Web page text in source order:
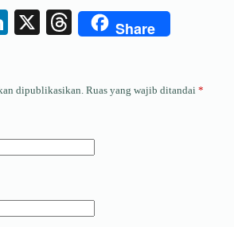
LinkedIn
X Threads
Share
dipublikasikan. Ruas yang wajib ditandai *